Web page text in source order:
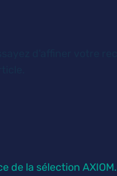
de la sélection AXIOM.